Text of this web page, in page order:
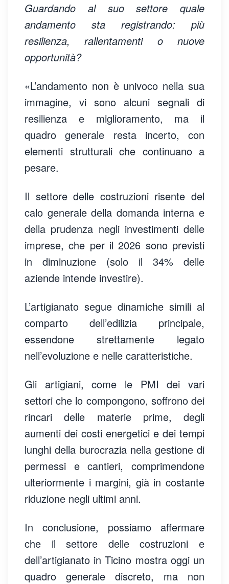
Guardando al suo settore quale
andamento sta registrando: più
resilienza, rallentamenti o nuove
opportunità?
«L’andamento non è univoco nella sua
immagine, vi sono alcuni segnali di
resilienza e miglioramento, ma il
quadro generale resta incerto, con
elementi strutturali che continuano a
pesare.
Il settore delle costruzioni risente del
calo generale della domanda interna e
della prudenza negli investimenti delle
imprese, che per il 2026 sono previsti
in diminuzione (solo il 34% delle
aziende intende investire).
L’artigianato segue dinamiche simili al
comparto dell’edilizia principale,
essendone strettamente legato
nell’evoluzione e nelle caratteristiche.
Gli artigiani, come le PMI dei vari
settori che lo compongono, soffrono dei
rincari delle materie prime, degli
aumenti dei costi energetici e dei tempi
lunghi della burocrazia nella gestione di
permessi e cantieri, comprimendone
ulteriormente i margini, già in costante
riduzione negli ultimi anni.
In conclusione, possiamo affermare
che il settore delle costruzioni e
dell’artigianato in Ticino mostra oggi un
quadro generale discreto, ma non